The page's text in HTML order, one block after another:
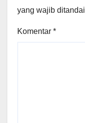
yang wajib ditandai
Komentar *